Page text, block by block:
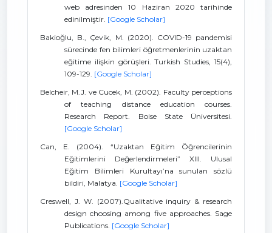
web adresinden 10 Haziran 2020 tarihinde
edinilmiştir. [Google Scholar]
Bakioğlu, B., Çevik, M. (2020). COVID-19 pandemisi
sürecinde fen bilimleri öğretmenlerinin uzaktan
eğitime ilişkin görüşleri. Turkish Studies, 15(4),
109-129. [Google Scholar]
Belcheir, M.J. ve Cucek, M. (2002). Faculty perceptions
of teaching distance education courses.
Research Report. Boise State Üniversitesi.
[Google Scholar]
Can, E. (2004). “Uzaktan Eğitim Öğrencilerinin
Eğitimlerini Değerlendirmeleri” XIII. Ulusal
Eğitim Bilimleri Kurultayı’na sunulan sözlü
bildiri, Malatya. [Google Scholar]
Creswell, J. W. (2007).Qualitative inquiry & research
design choosing among five approaches. Sage
Publications. [Google Scholar]